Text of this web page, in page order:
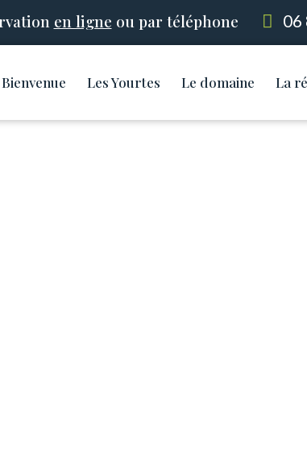
en ligne ou par téléphone 06
Bienvenue Les Yourtes Le domaine La